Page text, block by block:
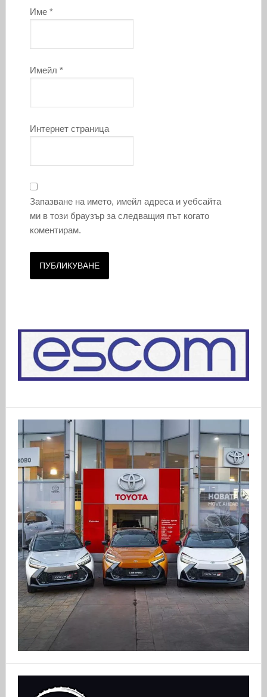
Име *
Имейл *
Интернет страница
Запазване на името, имейл адреса и уебсайта
ми в този браузър за следващия път когато
коментирам.